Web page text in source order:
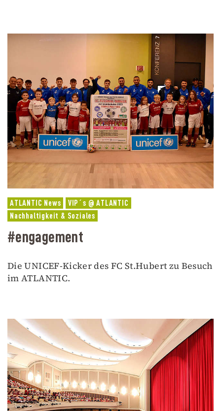
ATLANTIC News
VIP´s @ ATLANTIC
Nachhaltigkeit & Soziales
#engagement
Die UNICEF-Kicker des FC St.Hubert zu Besuch
im ATLANTIC.